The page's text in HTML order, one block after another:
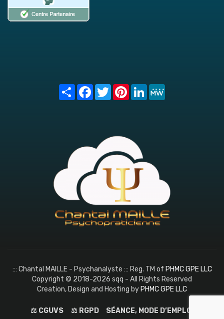
Share FacebookTwitterPinterest
LinkedIn
::: Chantal MAILLE - Psychanalyste ::: Reg. TM of PHMC GPE LLC
Copyright © 2018-2026 sqq - All Rights Reserved
Creation, Design and Hosting by PHMC GPE LLC
⚖️ CGUVS ⚖️ RGPD SÉANCE, MODE D’EMPLOI